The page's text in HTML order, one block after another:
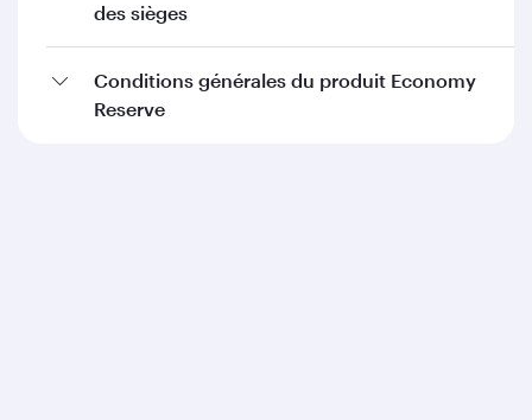
des sièges
Conditions générales du produit Economy
Reserve